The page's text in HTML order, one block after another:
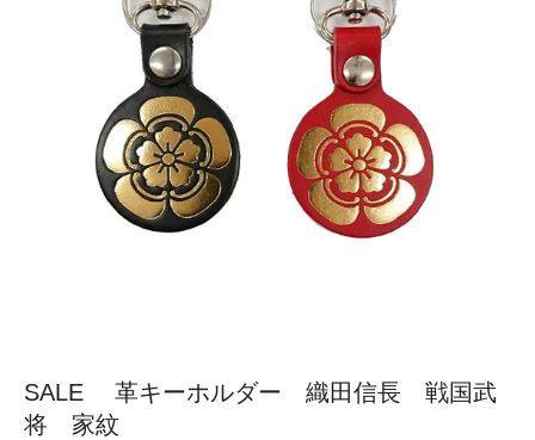
SALE 革キーホルダー 織田信長 戦国武
将 家紋